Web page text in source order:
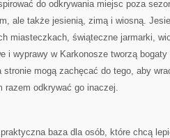
do odkrywania miejsc poza
ale także jesienią, zimą i wiosną.
miasteczkach, świąteczne jarmarki,
i wyprawy w Karkonosze tworzą
stronie mogą zachęcać do tego, aby
razem odkrywać go inaczej.
praktyczna baza dla osób, które chcą